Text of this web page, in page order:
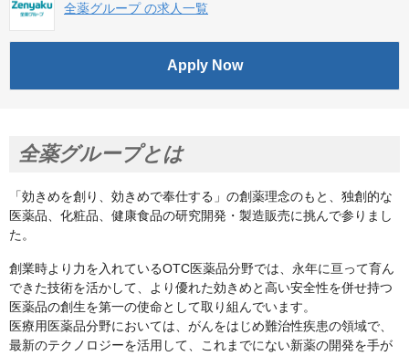
全薬グループ の求人一覧
Apply Now
全薬グループとは
「効きめを創り、効きめで奉仕する」の創薬理念のもと、独創的な
医薬品、化粧品、健康食品の研究開発・製造販売に挑んで参りまし
た。
創業時より力を入れているOTC医薬品分野では、永年に亘って育ん
できた技術を活かして、より優れた効きめと高い安全性を併せ持つ
医薬品の創生を第一の使命として取り組んでいます。
医療用医薬品分野においては、がんをはじめ難治性疾患の領域で、
最新のテクノロジーを活用して、これまでにない新薬の開発を手が